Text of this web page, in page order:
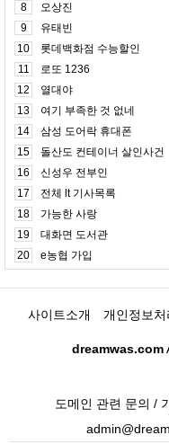
8
오상진
9
유태빈
10
롯데백화점 수능할인
11
로또 1236
12
열대야
13
여기 부족한 것 없네
14
삼성 도어락 휴대폰
15
돌산도 컨테이너 살인사건
16
신성우 전부인
17
전체 lt 기사목록
18
가능한 사랑
19
대화면 도서관
20
e농협 가입
사이트소개 개인정보처
dreamwas.com
도메인 관련 문의 /